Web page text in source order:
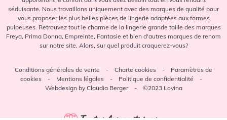
séduisante. Nous travaillons uniquement avec des marques de qualité pour
vous proposer les plus belles pièces de lingerie adaptées aux formes
pulpeuses. Retrouvez tout le charme de la lingerie grande taille des marques
Freya, Prima Donna, Empreinte, Fantasie et bien d'autres marques de renom
sur notre site. Alors, sur quel produit craquerez-vous?
Conditions générales de vente - Charte cookies - Paramètres de
cookies - Mentions légales - Politique de confidentialité -
Webdesign by Claudia Berger - ©2023 Lovina